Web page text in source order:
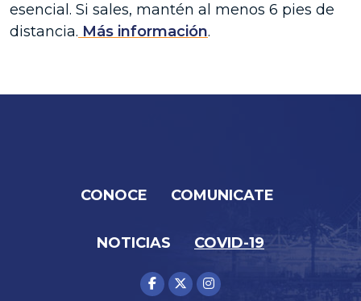
esencial. Si sales, mantén al menos 6 pies de
distancia. Más información.
CONOCE COMUNICATE
NOTICIAS COVID-19